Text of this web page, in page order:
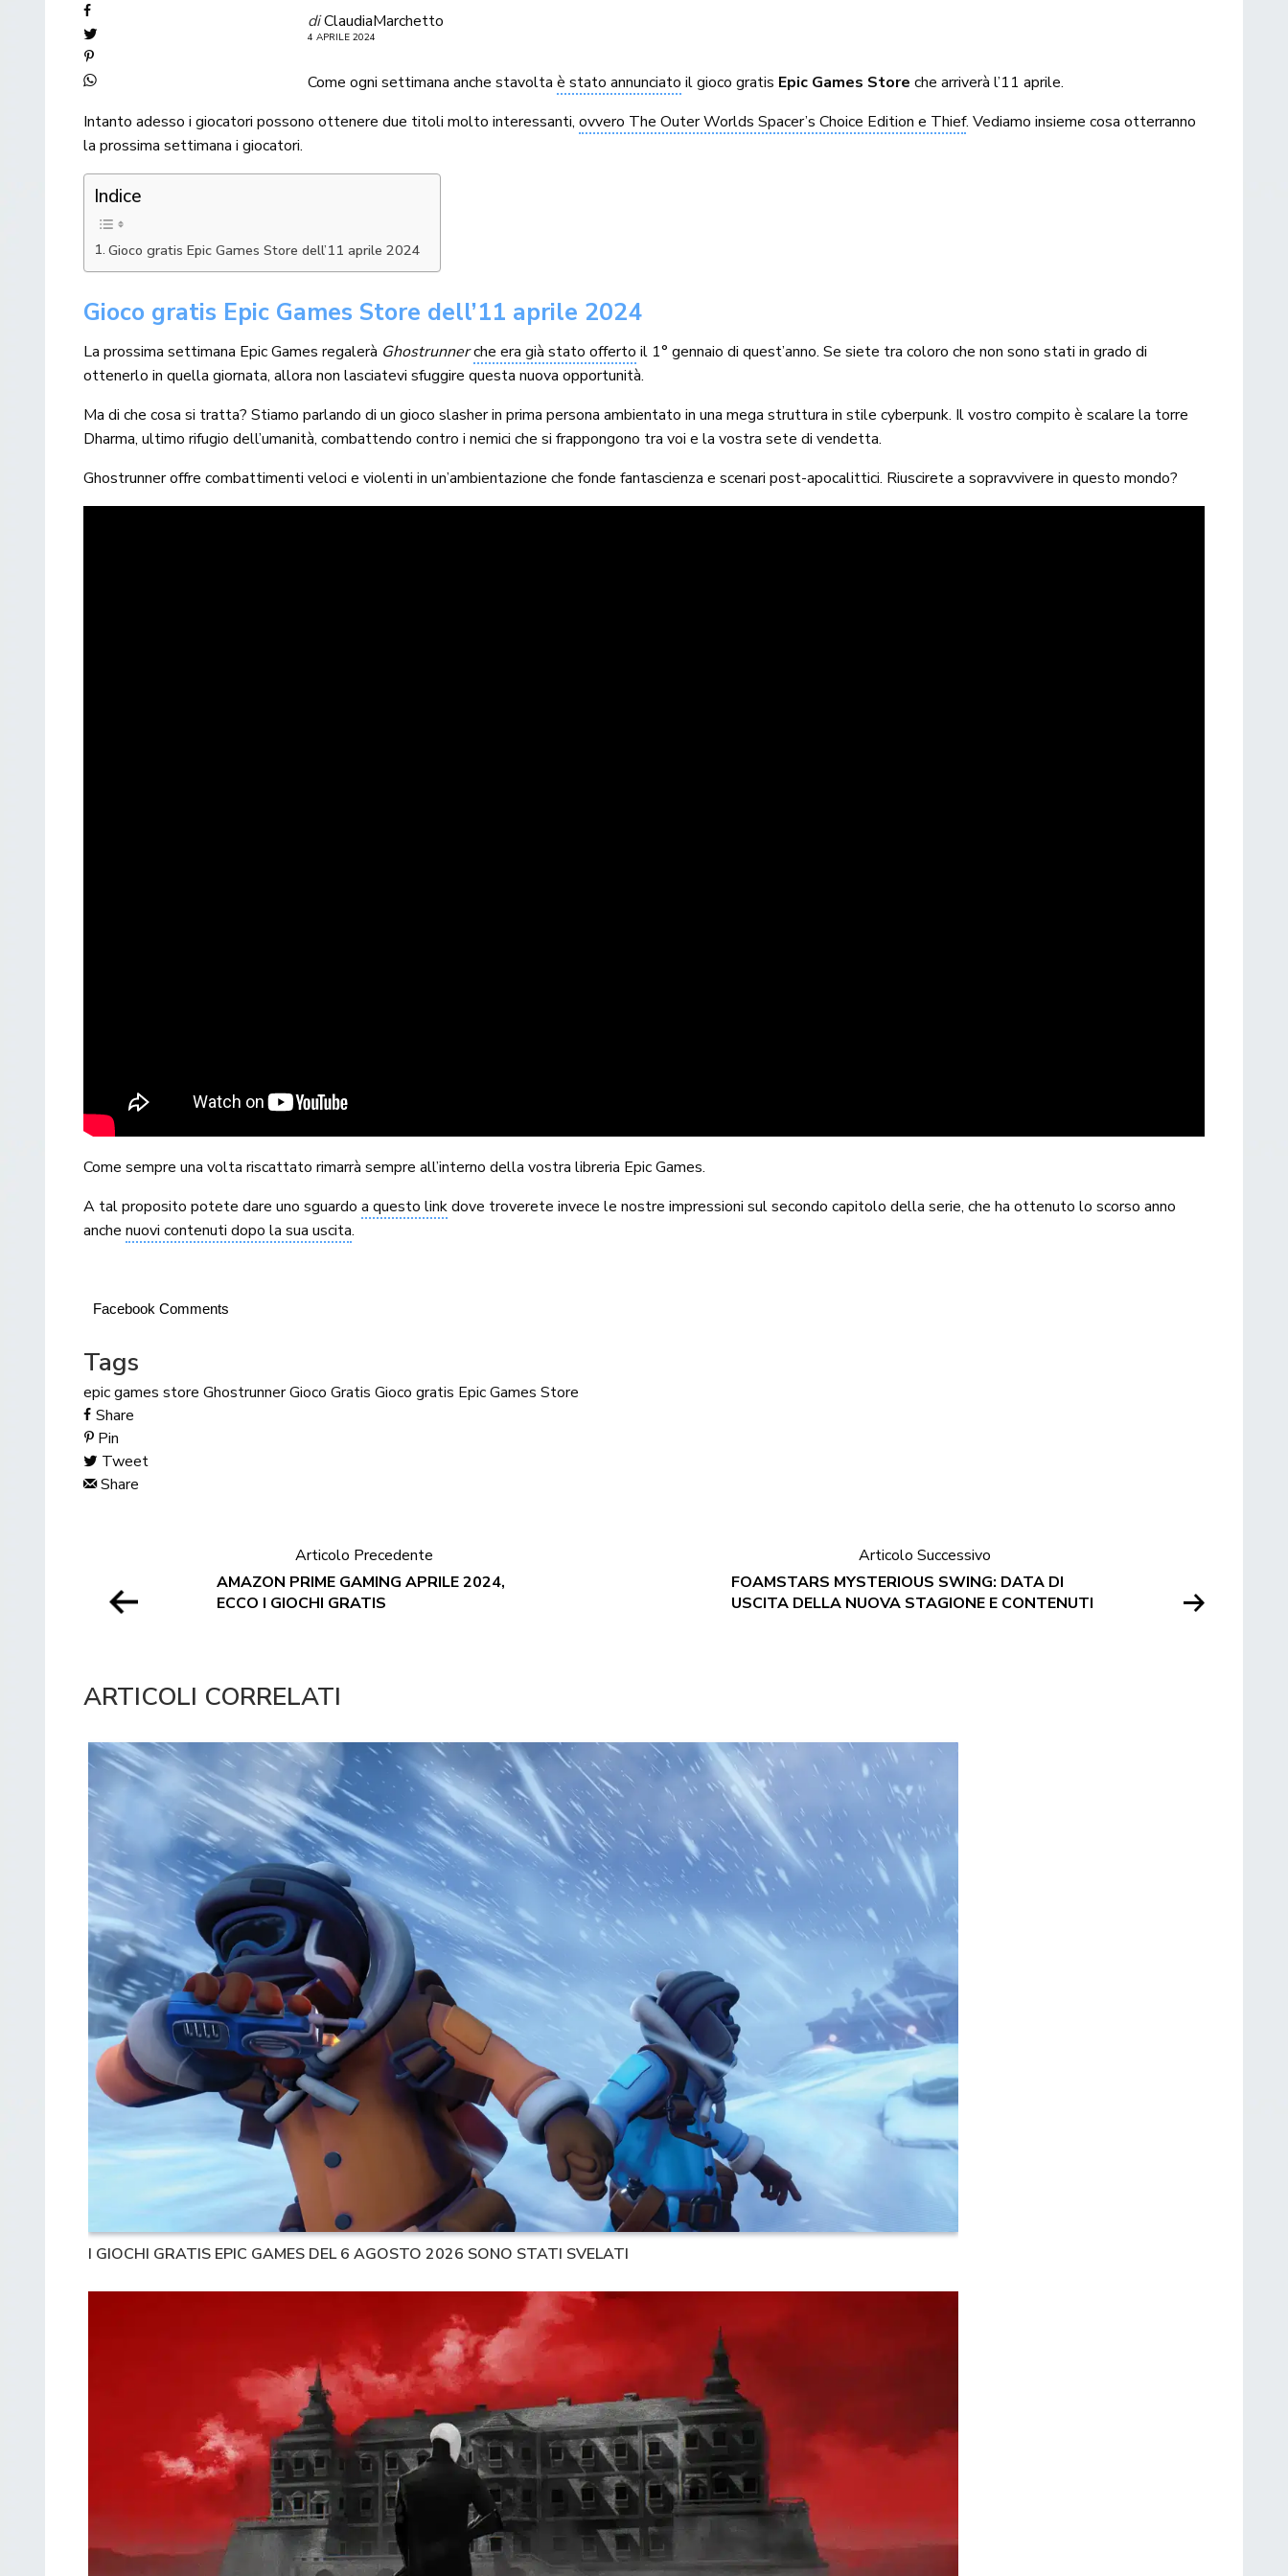
diClaudiaMarchetto
4 APRILE 2024
Come ogni settimana anche stavoltaè stato annunciato il gioco gratis Epic Games Store che arriverà l’11 aprile.
Intanto adesso i giocatori possono ottenere due titoli molto interessanti,ovvero The Outer Worlds Spacer’s Choice Edition e Thief. Vediamo insieme cosa otterranno
la prossima settimana i giocatori.
Indice
Gioco gratis Epic Games Store dell’11 aprile 2024
Gioco gratis Epic Games Store dell’11 aprile 2024
La prossima settimana Epic Games regalerà Ghostrunnerche era già stato offerto il 1° gennaio di quest’anno. Se siete tra coloro che non sono stati in grado di
ottenerlo in quella giornata, allora non lasciatevi sfuggire questa nuova opportunità.
Ma di che cosa si tratta? Stiamo parlando di un gioco slasher in prima persona ambientato in una mega struttura in stile cyberpunk. Il vostro compito è scalare la torre
Dharma, ultimo rifugio dell’umanità, combattendo contro i nemici che si frappongono tra voi e la vostra sete di vendetta.
Ghostrunner offre combattimenti veloci e violenti in un’ambientazione che fonde fantascienza e scenari post-apocalittici. Riuscirete a sopravvivere in questo mondo?
Come sempre una volta riscattato rimarrà sempre all’interno della vostra libreria Epic Games.
A tal proposito potete dare uno sguardoa questo linkdove troverete invece le nostre impressioni sul secondo capitolo della serie, che ha ottenuto lo scorso anno
anchenuovi contenuti dopo la sua uscita.
Facebook Comments
Tags
epic games store GhostrunnerGioco Gratis Gioco gratis Epic Games Store
Share
Pin
Tweet
Share
Articolo Precedente
AMAZON PRIME GAMING APRILE 2024,
ECCO I GIOCHI GRATIS
Articolo Successivo
FOAMSTARS MYSTERIOUS SWING: DATA DI
USCITA DELLA NUOVA STAGIONE E CONTENUTI
ARTICOLI CORRELATI
I GIOCHI GRATIS EPIC GAMES DEL 6 AGOSTO 2026 SONO STATI SVELATI